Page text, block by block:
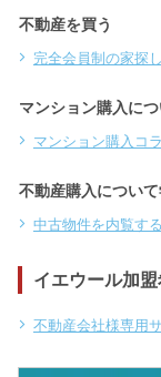
不動産を買う
完全会員制の家探
マンション購入に
マンション購入コ
不動産購入につい
中古物件を内覧す
イエウール加
不動産会社様専用